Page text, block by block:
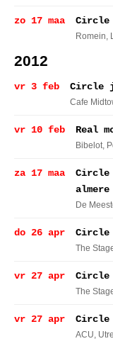
zo 17 maa Circle
Romein,
2012
vr 3 feb Circle
Cafe
vr 10 feb Real
Bibelot,
za 17 maa
almere
De
do 26 apr
The
vr 27 apr Circle
The
vr 27 apr
ACU,